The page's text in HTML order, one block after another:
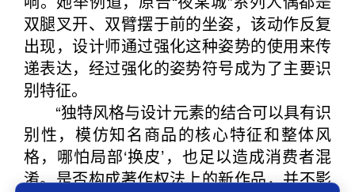
双腿叉开、双臂摆于前的坐姿，该动作反复
出现，设计师通过强化这种姿势的使用来传
递表达，经过强化的姿势符号成为了主要识
别特征。
“独特风格与设计元素的结合可以具有识
别性，模仿知名商品的核心特征和整体风
格，哪怕局部‘换皮’，也足以造成消费者混
淆。是否构成著作权法上的新作品，并不影